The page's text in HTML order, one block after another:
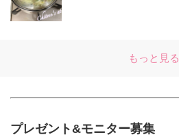
もっと見る
プレゼント&モニター募集